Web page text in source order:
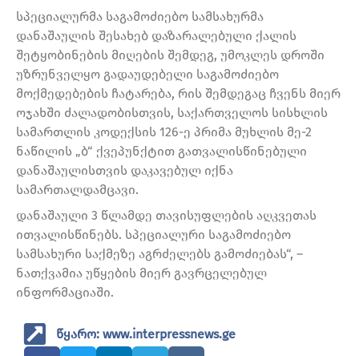
სპეციალურმა საგამოძიებო სამსახურმა
დანაშაულის შესახებ დაზარალებული ქალის
შეტყობინების მიღების შემდეგ, უმოკლეს დროში
უზრუნველყო გადაუდებელი საგამოძიებო
მოქმედებების ჩატარება, რის შემდეგაც ჩვენს მიერ
ოჯახში ძალადობისთვის, საქართველოს სისხლის
სამართლის კოდექსის 126-ე პრიმა მუხლის მე-2
ნაწილის „ბ“ ქვეპუნქტით გათვალისწინებული
დანაშაულისთვის დაკავებულ იქნა
სამართალდამცავი.
დანაშაული 3 წლამდე თავისუფლების აღკვეთას
ითვალისწინებს. სპეციალური საგამოძიებო
სამსახური საქმეზე აგრძელებს გამოძიებას“, –
ნათქვამია უწყების მიერ გავრცელებულ
ინფორმაციაში.
წყარო: www.interpressnews.ge